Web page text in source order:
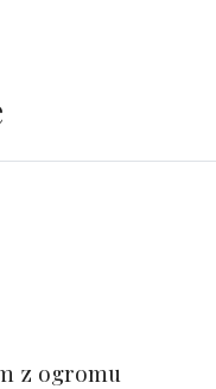
z ogromu